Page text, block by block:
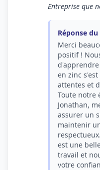
Entreprise que
Réponse
Merci
positif !
en zinc
attentes et
Toute notre
Jonathan,
assurer un
maintenir
est une
travail et
votre